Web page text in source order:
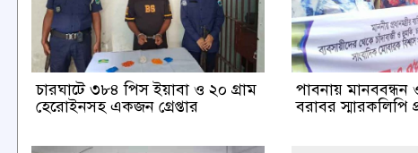
চারঘাটে ৩৮৪ পিস ইয়াবা ও ২০ গ্রাম
হেরোইনসহ একজন গ্রেপ্তার
পাবনায় মানববন্ধন ও
বরাবর স্মারকলিপি